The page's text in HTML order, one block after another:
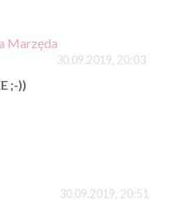
Marzęda
30.09.2019, 20:03
;-))
30.09.2019, 20:51